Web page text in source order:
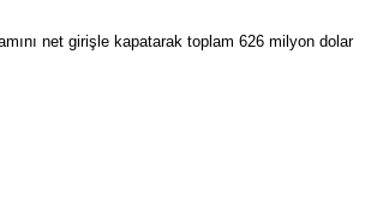
net girişle kapatarak toplam 626 milyon dolar